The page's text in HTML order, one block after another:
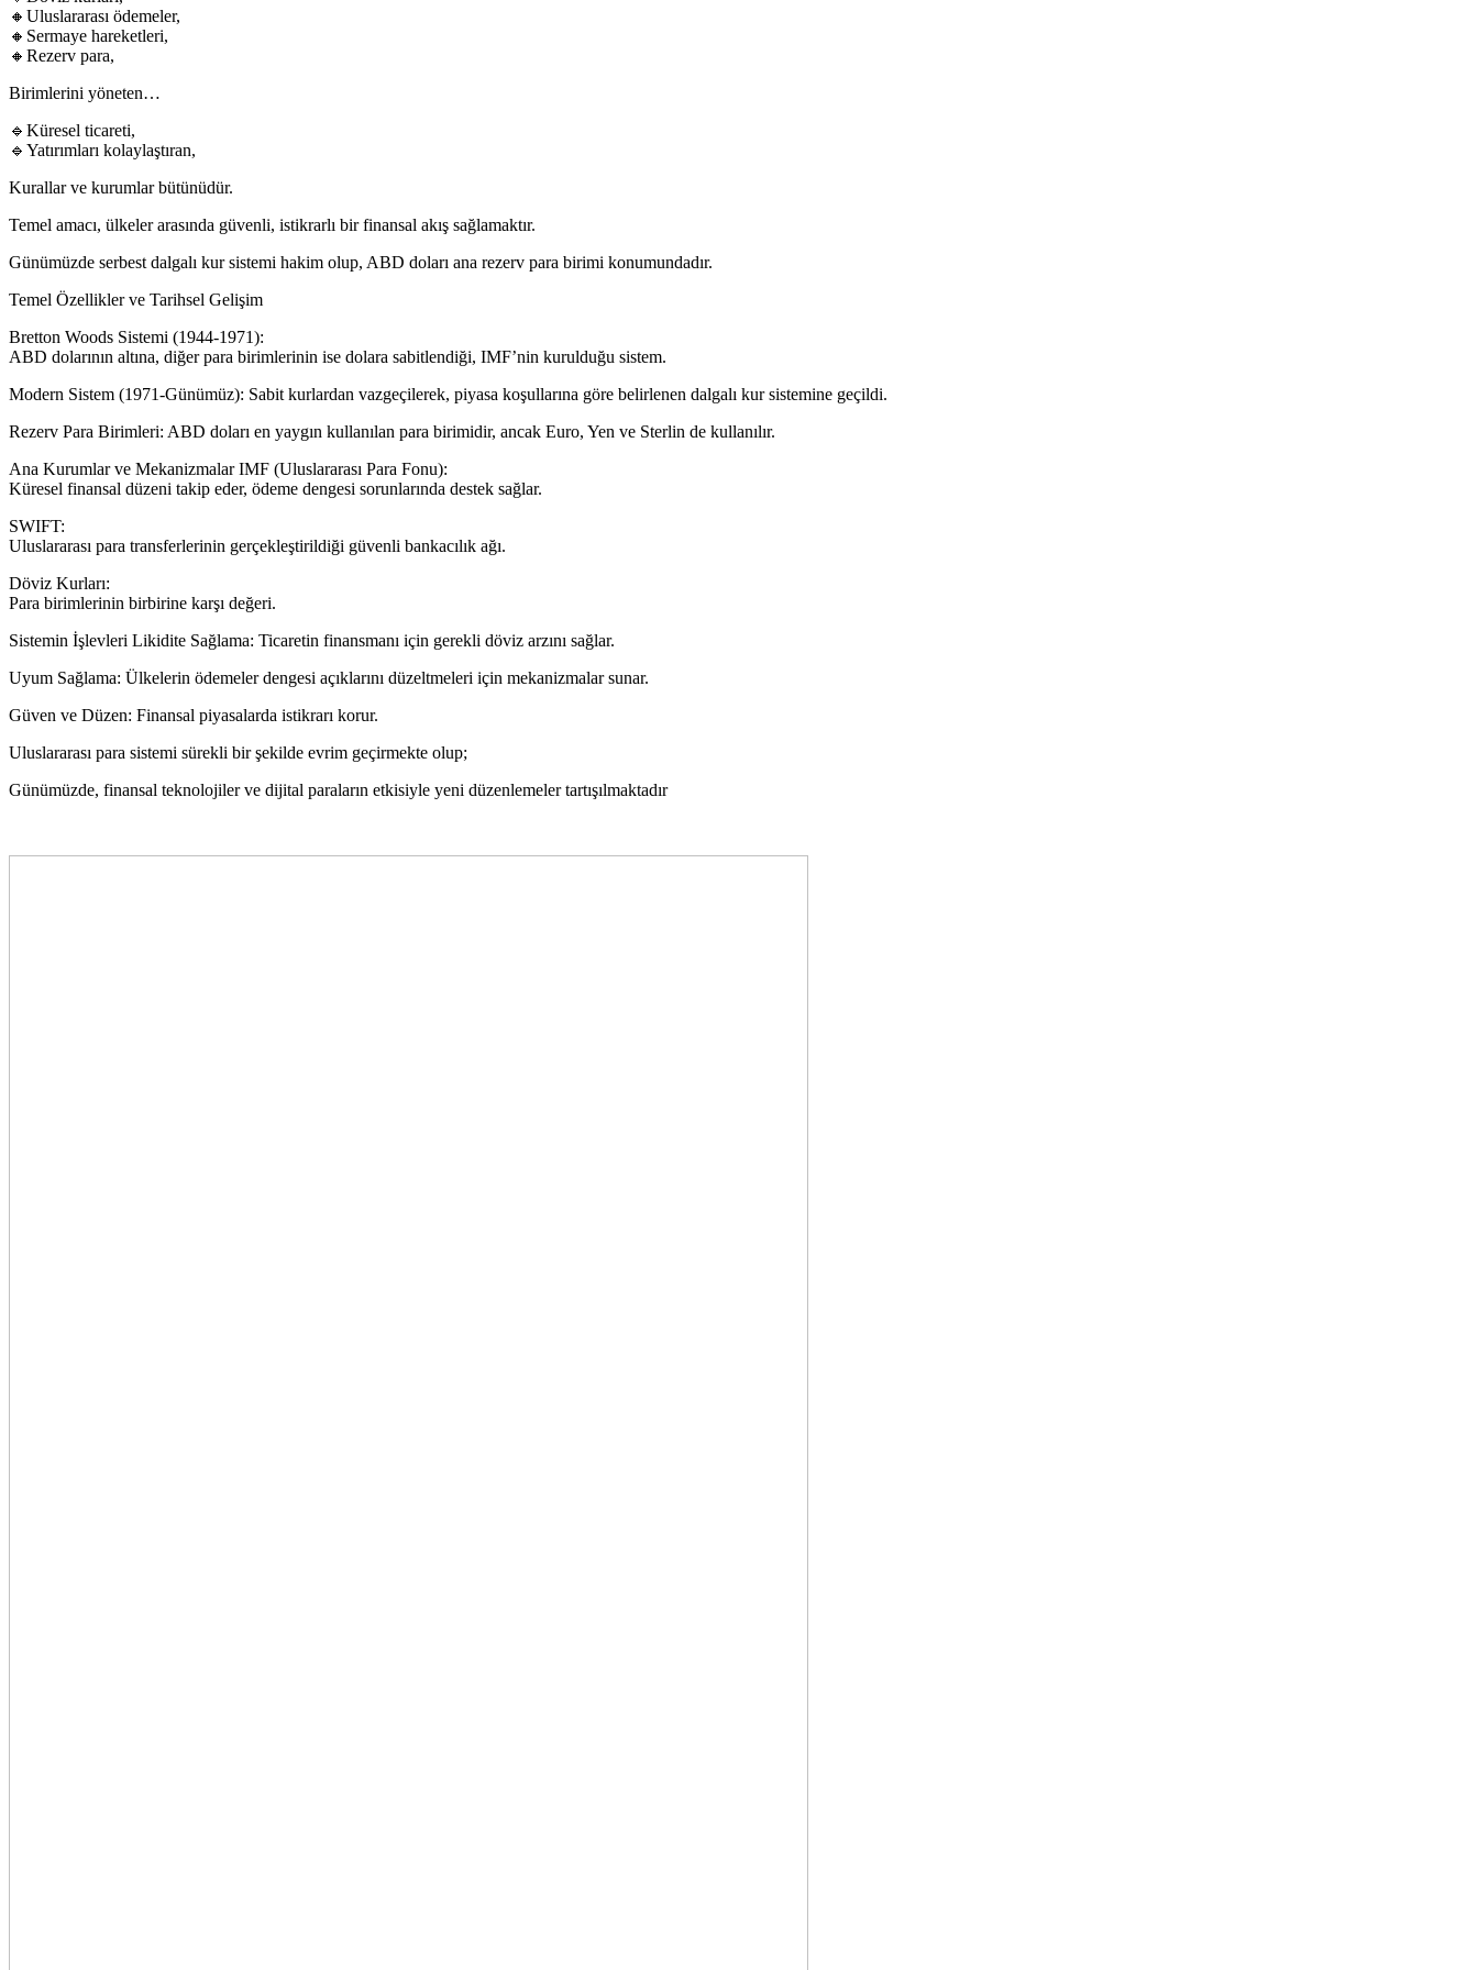
🔸Uluslararası ödemeler,
🔸Sermaye hareketleri,
🔸Rezerv para,
Birimlerini yöneten…
🔹Küresel ticareti,
🔹Yatırımları kolaylaştıran,
Kurallar ve kurumlar bütünüdür.
Temel amacı, ülkeler arasında güvenli, istikrarlı bir finansal akış sağlamaktır.
Günümüzde serbest dalgalı kur sistemi hakim olup, ABD doları ana rezerv para birimi konumundadır.
Temel Özellikler ve Tarihsel Gelişim
Bretton Woods Sistemi (1944-1971):
ABD dolarının altına, diğer para birimlerinin ise dolara sabitlendiği, IMF’nin kurulduğu sistem.
Modern Sistem (1971-Günümüz): Sabit kurlardan vazgeçilerek, piyasa koşullarına göre belirlenen dalgalı kur sistemine geçildi.
Rezerv Para Birimleri: ABD doları en yaygın kullanılan para birimidir, ancak Euro, Yen ve Sterlin de kullanılır.
Ana Kurumlar ve Mekanizmalar IMF (Uluslararası Para Fonu):
Küresel finansal düzeni takip eder, ödeme dengesi sorunlarında destek sağlar.
SWIFT:
Uluslararası para transferlerinin gerçekleştirildiği güvenli bankacılık ağı.
Döviz Kurları:
Para birimlerinin birbirine karşı değeri.
Sistemin İşlevleri Likidite Sağlama: Ticaretin finansmanı için gerekli döviz arzını sağlar.
Uyum Sağlama: Ülkelerin ödemeler dengesi açıklarını düzeltmeleri için mekanizmalar sunar.
Güven ve Düzen: Finansal piyasalarda istikrarı korur.
Uluslararası para sistemi sürekli bir şekilde evrim geçirmekte olup;
Günümüzde, finansal teknolojiler ve dijital paraların etkisiyle yeni düzenlemeler tartışılmaktadır